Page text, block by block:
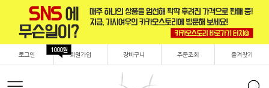
로그인 회원가입
1000원
장바구니 주문조회 즐겨찾기